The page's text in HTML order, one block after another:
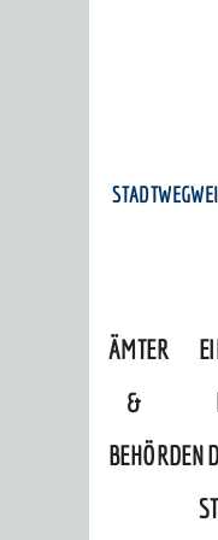
ÄMTER
&
BEHÖRDEN